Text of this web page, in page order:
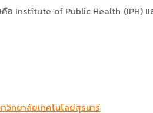
of Public Health (IPH) แล
วิทยาลัยเทคโนโลยีสุรนารี